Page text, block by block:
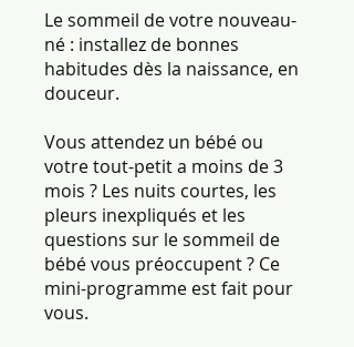
Le sommeil de votre nouveau-
né : installez de bonnes
habitudes dès la naissance, en
douceur.
Vous attendez un bébé ou
votre tout-petit a moins de 3
mois ? Les nuits courtes, les
pleurs inexpliqués et les
questions sur le sommeil de
bébé vous préoccupent ? Ce
mini-programme est fait pour
vous.